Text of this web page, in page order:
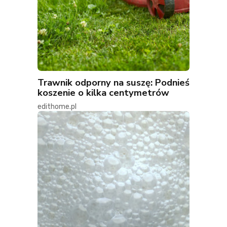
Trawnik odporny na suszę: Podnieś
koszenie o kilka centymetrów
edithome.pl